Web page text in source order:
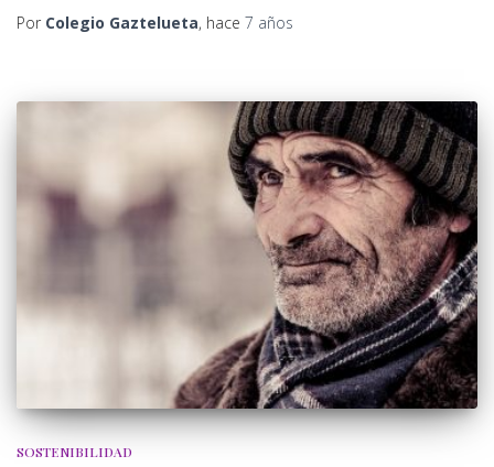
Por Colegio Gaztelueta, hace 7 años
SOSTENIBILIDAD